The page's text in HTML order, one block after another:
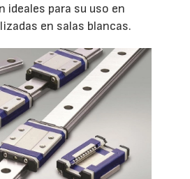
ideales para su uso en
en salas blancas.